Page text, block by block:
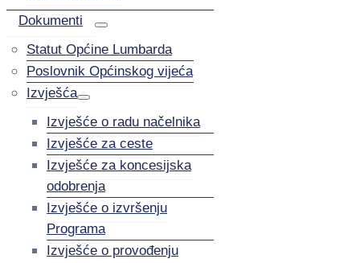
Dokumenti
Statut Općine Lumbarda
Poslovnik Općinskog vijeća
Izvješća
Izvješće o radu načelnika
Izvješće za ceste
Izvješće za koncesijska
odobrenja
Izvješće o izvršenju
Programa
Izvješće o provođenju